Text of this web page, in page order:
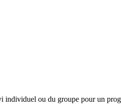
individuel ou du groupe pour un